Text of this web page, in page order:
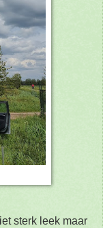
sterk leek maar